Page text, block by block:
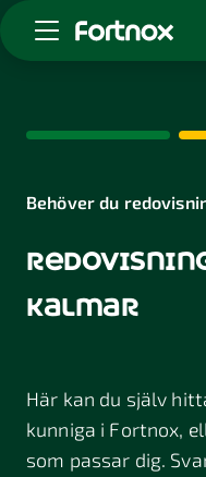
Skaffa Fortnox
Kunskap &
Logga in
Kontakt
Behöver du
kalmar
Här kan du själv
kunniga i Fortnox,
som passar dig.